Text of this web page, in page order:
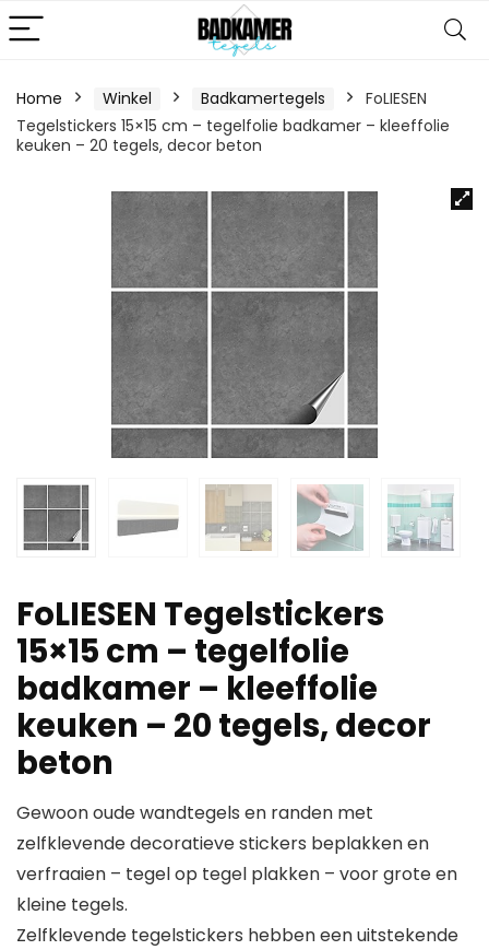
Home Winkel Badkamertegels
FoLIESEN
Tegelstickers 15×15 cm – tegelfolie badkamer – kleeffolie
keuken – 20 tegels, decor beton
FoLIESEN Tegelstickers
15×15 cm – tegelfolie
badkamer – kleeffolie
keuken – 20 tegels, decor
beton
Gewoon oude wandtegels en randen met
zelfklevende decoratieve stickers beplakken en
verfraaien – tegel op tegel plakken – voor grote en
kleine tegels.
Zelfklevende tegelstickers hebben een uitstekende